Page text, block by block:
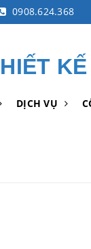
0908.624.368
DỊCH VỤ